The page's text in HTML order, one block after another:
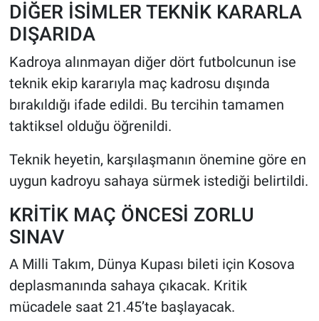
DİĞER İSİMLER TEKNİK KARARLA
DIŞARIDA
Kadroya alınmayan diğer dört futbolcunun ise
teknik ekip kararıyla maç kadrosu dışında
bırakıldığı ifade edildi. Bu tercihin tamamen
taktiksel olduğu öğrenildi.
Teknik heyetin, karşılaşmanın önemine göre en
uygun kadroyu sahaya sürmek istediği belirtildi.
KRİTİK MAÇ ÖNCESİ ZORLU
SINAV
A Milli Takım, Dünya Kupası bileti için Kosova
deplasmanında sahaya çıkacak. Kritik
mücadele saat 21.45’te başlayacak.